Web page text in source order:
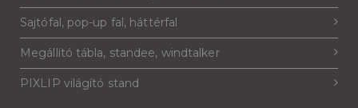
Sajtófal, pop-up fal, háttérfal
Megállító tábla, standee, windtalker
PIXLIP világító stand